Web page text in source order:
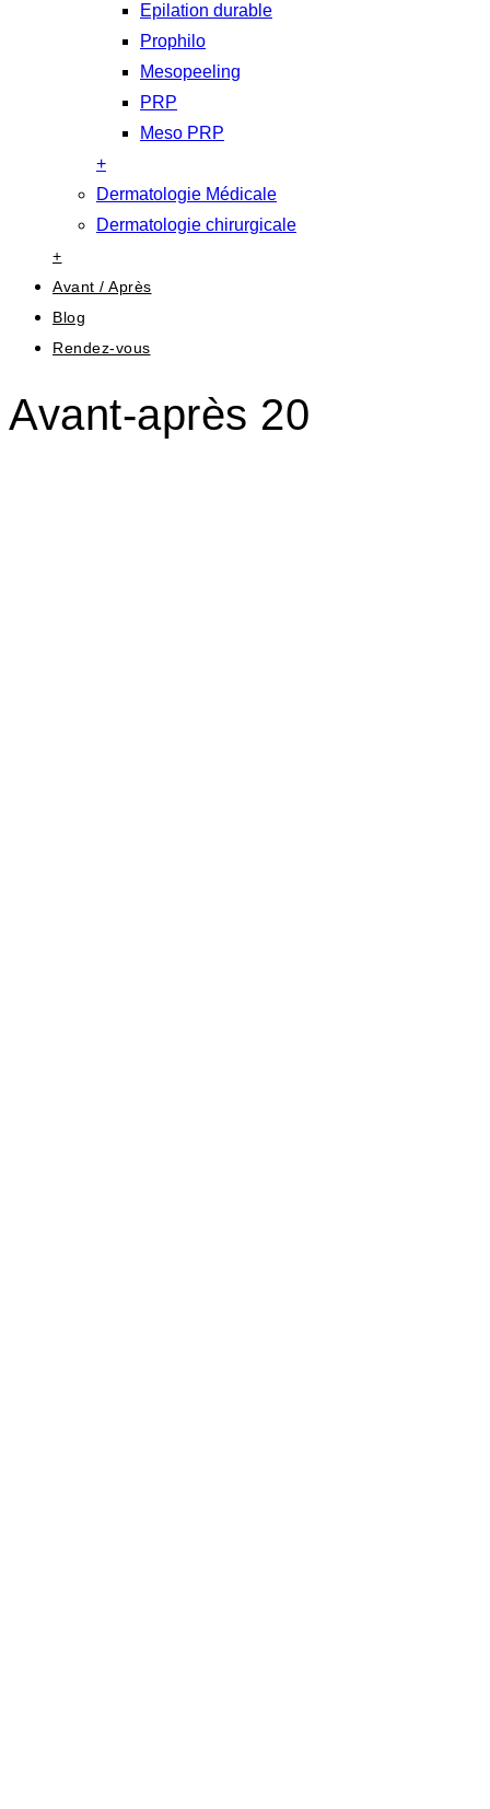
Epilation durable
Prophilo
Mesopeeling
PRP
Meso PRP
+
Dermatologie Médicale
Dermatologie chirurgicale
+
Avant / Après
Blog
Rendez-vous
Avant-après 20